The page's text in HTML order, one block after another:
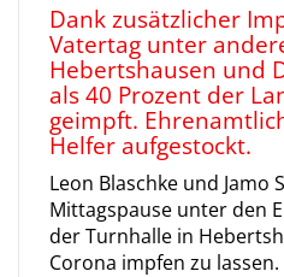
Dank zusätzlicher
Vatertag unter
Hebertshausen und
als 40 Prozent der
geimpft.
Helfer aufgestockt.
Leon Blaschke und Jamo
Mittagspause unter den
der Turnhalle in
Corona impfen zu